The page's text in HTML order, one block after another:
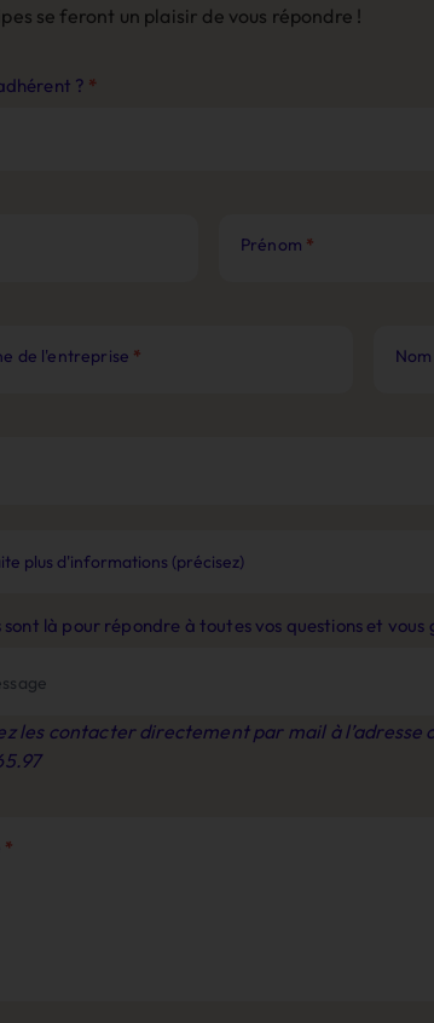
se feront un plaisir de vous répondre !
? *
Prénom *
de l'entreprise *
sont là pour répondre à toutes vos questions et
les contacter directement par mail à l’adresse
*